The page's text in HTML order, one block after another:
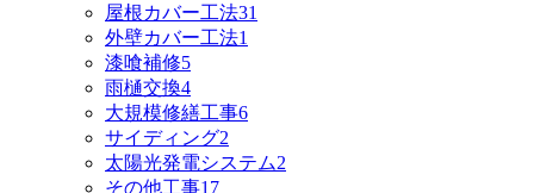
屋根カバー工法31
外壁カバー工法1
漆喰補修5
雨樋交換4
大規模修繕工事6
サイディング2
太陽光発電システム2
その他工事17